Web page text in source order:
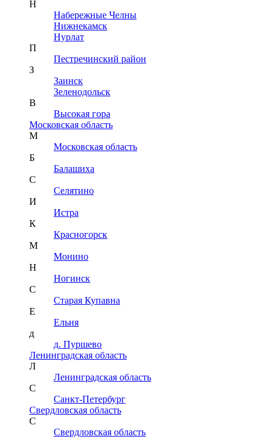
Н
Набережные Челны
Нижнекамск
Нурлат
П
Пестречинский район
З
Заинск
Зеленодольск
В
Высокая гора
Московская область
М
Московская область
Б
Балашиха
С
Селятино
И
Истра
К
Красногорск
М
Монино
Н
Ногинск
С
Старая Купавна
Е
Ельня
д
д. Пуршево
Ленинградская область
Л
Ленинградская область
С
Санкт-Петербург
Свердловская область
С
Свердловская область